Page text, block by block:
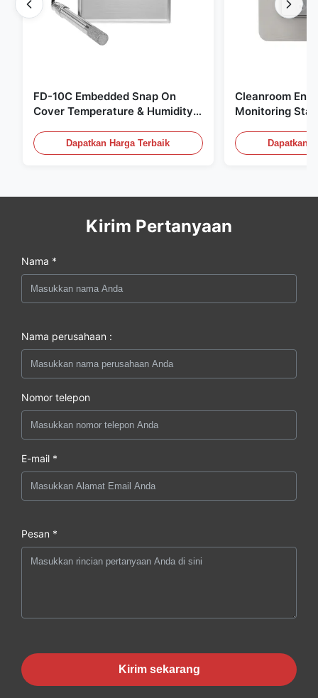
FD-10C Embedded Snap On
Cover Temperature & Humidity
MonitorDapatkan Harga Terbaik
Cleanroom
Monitoring
20mA/RS485
Deteksi Asap
Dapatkan
Kirim Pertanyaan
Nama *
Nama perusahaan :
Nomor telepon
E-mail *
Pesan *
Kirim sekarang